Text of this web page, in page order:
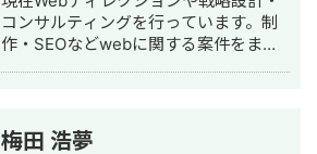
がらWeb制作の経験を積んできました
（バサジィ大分在籍時は完全プロ契約
のため1年間休職）。 アスリートとし
ロジェクトに全力で取り組みます。
コンサルティングを行っています。制
作・SEOなどwebに関する案件をまる
また、常にレスを早めに対応を心がけ
梅田 浩夢